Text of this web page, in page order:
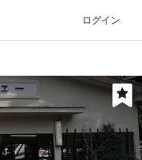
ログイン